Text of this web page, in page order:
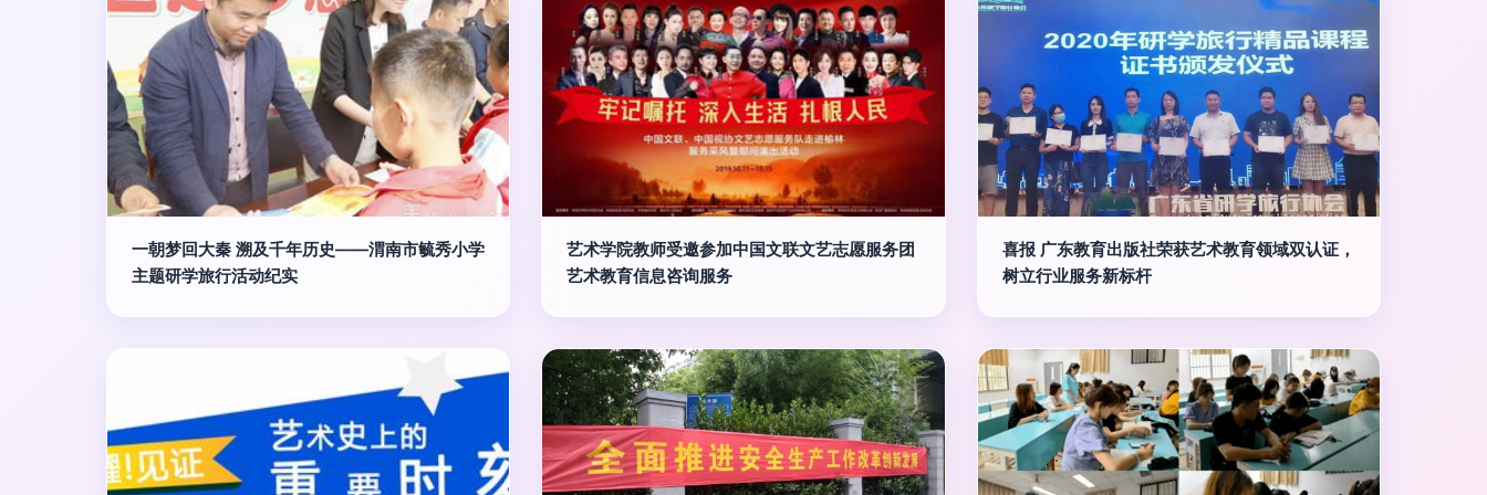
一朝梦回大秦 溯及千年历史——渭南市毓秀小学
主题研学旅行活动纪实
艺术学院教师受邀参加中国文联文艺志愿服务团
艺术教育信息咨询服务
喜报 广东教育出版社荣获艺术教育领域双认证，
树立行业服务新标杆